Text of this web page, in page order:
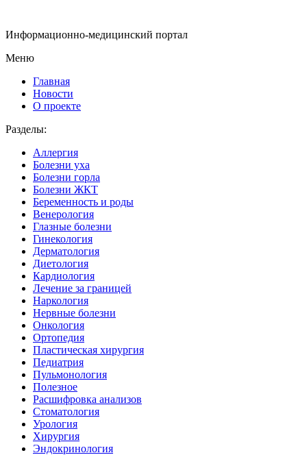
Информационно-медицинский портал
Меню
Главная
Новости
О проекте
Разделы:
Аллергия
Болезни уха
Болезни горла
Болезни ЖКТ
Беременность и роды
Венерология
Глазные болезни
Гинекология
Дерматология
Диетология
Кардиология
Лечение за границей
Наркология
Нервные болезни
Онкология
Ортопедия
Пластическая хирургия
Педиатрия
Пульмонология
Полезное
Расшифровка анализов
Стоматология
Урология
Хирургия
Эндокринология